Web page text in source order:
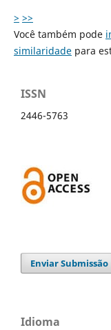
> >>
Você também pode
similaridadepara
ISSN
2446-5763
Enviar Submissão
Idioma